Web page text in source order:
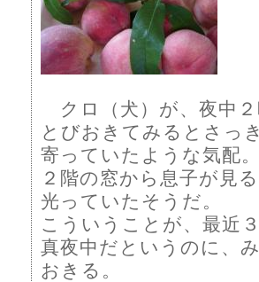
クロ（犬）が、夜中
とびおきてみるとさっ
寄っていたような気配。
２階の窓から息子が見
光っていたそうだ。
こういうことが、最近
真夜中だというのに、
おきる。